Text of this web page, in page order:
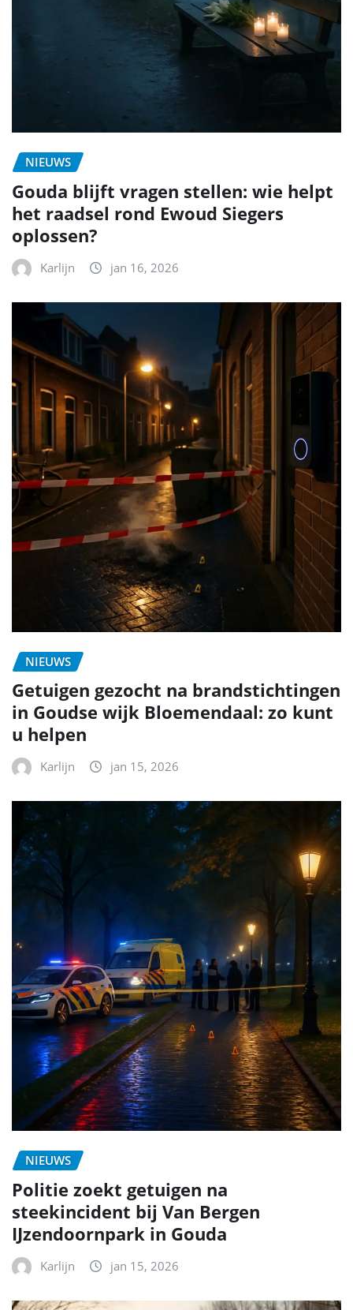
NIEUWS
Gouda blijft vragen stellen: wie helpt
het raadsel rond Ewoud Siegers
oplossen?
Karlijn jan 16, 2026
NIEUWS
Getuigen gezocht na brandstichtingen
in Goudse wijk Bloemendaal: zo kunt
u helpen
Karlijn jan 15, 2026
NIEUWS
Politie zoekt getuigen na
steekincident bij Van Bergen
IJzendoornpark in Gouda
Karlijn jan 15, 2026